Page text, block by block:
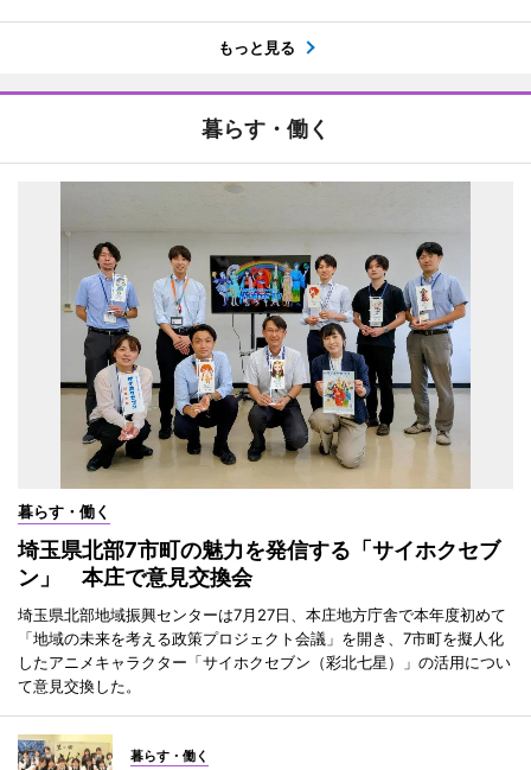
もっと見る
暮らす・働く
暮らす・働く
埼玉県北部7市町の魅力を発信する「サイホクセブ
ン」 本庄で意見交換会
埼玉県北部地域振興センターは7月27日、本庄地方庁舎で本年度初めて
「地域の未来を考える政策プロジェクト会議」を開き、7市町を擬人化
したアニメキャラクター「サイホクセブン（彩北七星）」の活用につい
て意見交換した。
暮らす・働く